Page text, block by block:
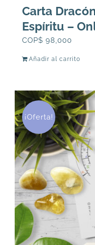
Carta
Espíritu –
COP$ 98,000
Añadir al carrito
¡Oferta!